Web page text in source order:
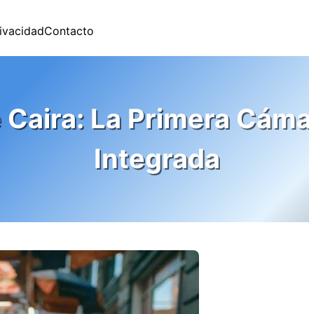
Contacto
La Primera
Integrada